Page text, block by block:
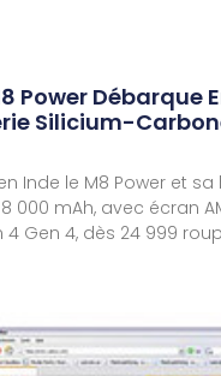
Power Débarque
Silicium-
Inde le M8 Power et
000 mAh, avec écran
Gen 4, dès 24 999